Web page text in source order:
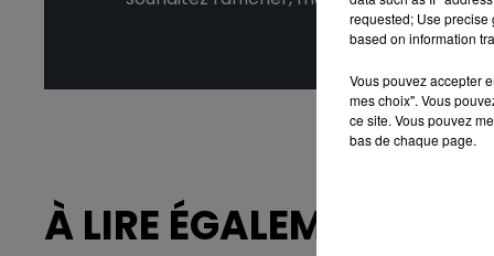
À LIRE ÉGALEMENT
requested; Use precise
based on information
Vous pouvez accepter
mes choix". Vous
ce site. Vous pouvez
bas de chaque page.